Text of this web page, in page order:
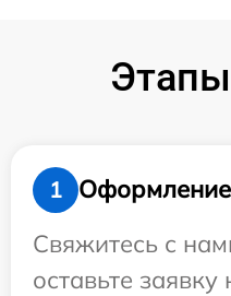
1
Свяжитесь с
оставьте заявку